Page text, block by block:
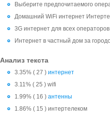
Выберите предпочитаемого
Домашний WiFi интернет
3G интернет для всех
Интернет в частный дом за
Анализ текста
3.35% ( 27 ) интернет
3.11% ( 25 ) wifi
1.99% ( 16 ) антенны
1.86% ( 15 ) интертелеком